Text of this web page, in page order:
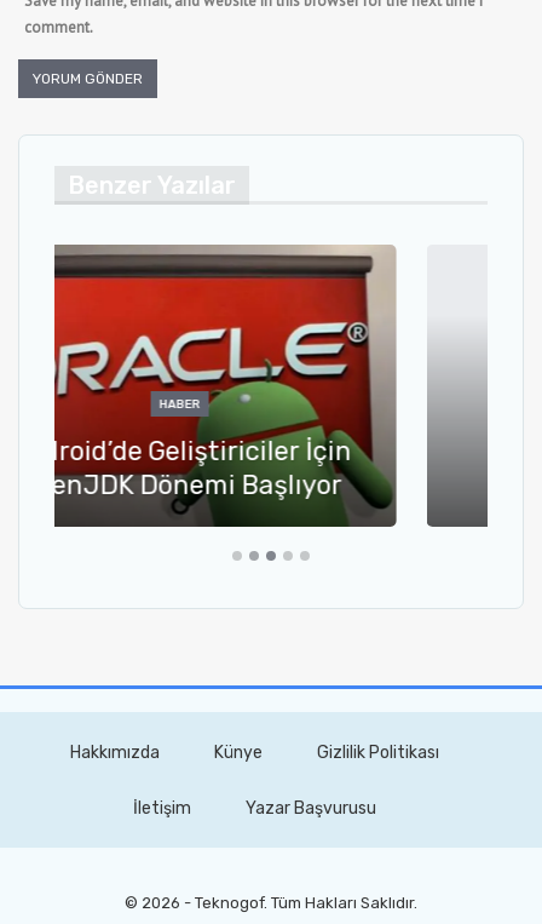
comment.
Benzer Yazılar
BILGISAYAR
Microsoft Surface Pro 4
İncelemesi
Hakkımızda Künye Gizlilik Politikası
İletişim Yazar Başvurusu
© 2026 - Teknogof. Tüm Hakları Saklıdır.